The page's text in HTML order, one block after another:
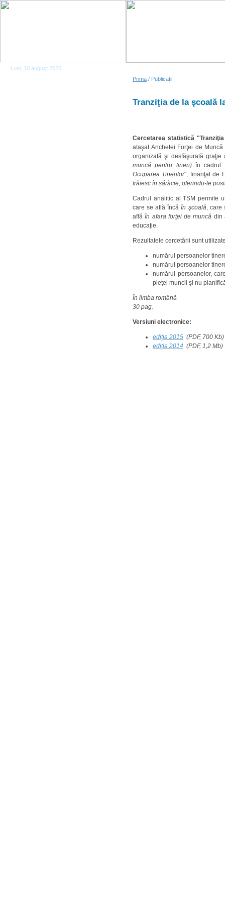
Luni, 10 august 2026
Prima / Publicaţii
Tranziţia de la şcoală
Cercetarea statistică
ataşat Anchetei Forţei de
organizată şi desfăşurată graţie
muncă pentru tineri)în cadrul
Ocuparea Tinerilor", finanţat de
trăiesc în sărăcie, oferindu-le
Cadrul analitic al TSM permite
care se află încă în şcoală, care
aflăîn afara forţei de muncă din
educaţie.
Rezultatele cercetării sunt
numărul persoanelor
numărul persoanelor
numărul persoanelor,
pieţei muncii şi nu
În limba română
30 pag.
Versiuni electronice:
ediţia 2015 (PDF, 700 Kb)
ediţia 2014 (PDF, 1,2 Mb)